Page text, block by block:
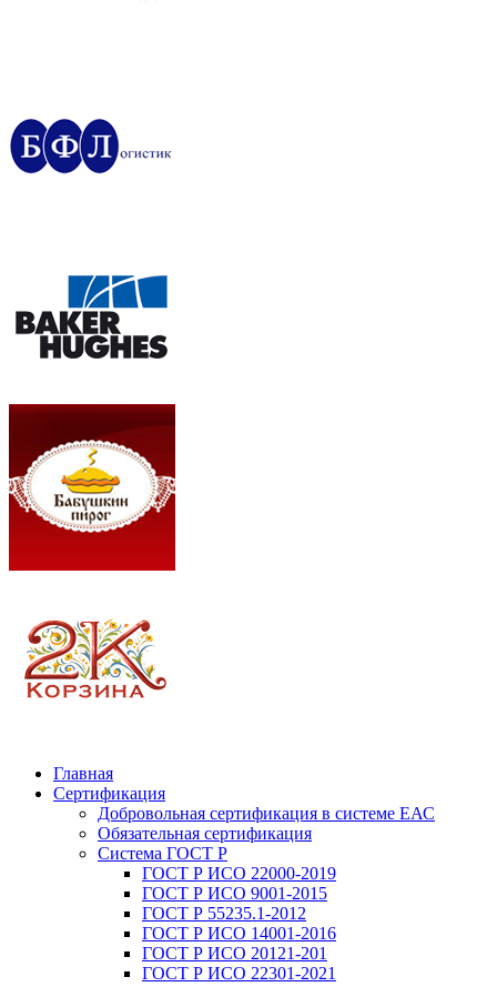
Главная
Сертификация
Добровольная сертификация в системе ЕАС
Обязательная сертификация
Система ГОСТ Р
ГОСТ Р ИСО 22000-2019
ГОСТ Р ИСО 9001-2015
ГОСТ Р 55235.1-2012
ГОСТ Р ИСО 14001-2016
ГОСТ Р ИСО 20121-201
ГОСТ Р ИСО 22301-2021